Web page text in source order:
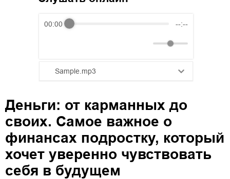
00:00 --:--
Sample.mp3
02.mp3 20:50
03.mp3 14:00
Деньги: от карманных до
своих. Самое важное о
финансах подростку, который
хочет уверенно чувствовать
себя в будущем